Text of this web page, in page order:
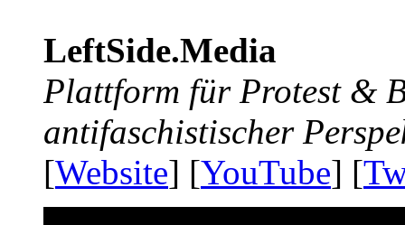
LeftSide.Media
Plattform für Protest &
antifaschistischer
[Website] [YouTube] [